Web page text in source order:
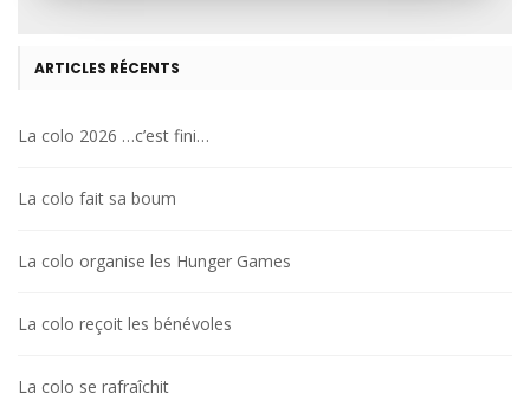
ARTICLES RÉCENTS
La colo 2026 …c’est fini…
La colo fait sa boum
La colo organise les Hunger Games
La colo reçoit les bénévoles
La colo se rafraîchit